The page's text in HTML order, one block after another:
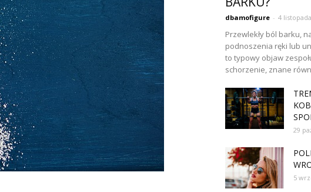
dbamofigure - 4
Przewlekły ból barku,
podnoszenia ręki lub
to typowy objaw
schorzenie, znane
29
5